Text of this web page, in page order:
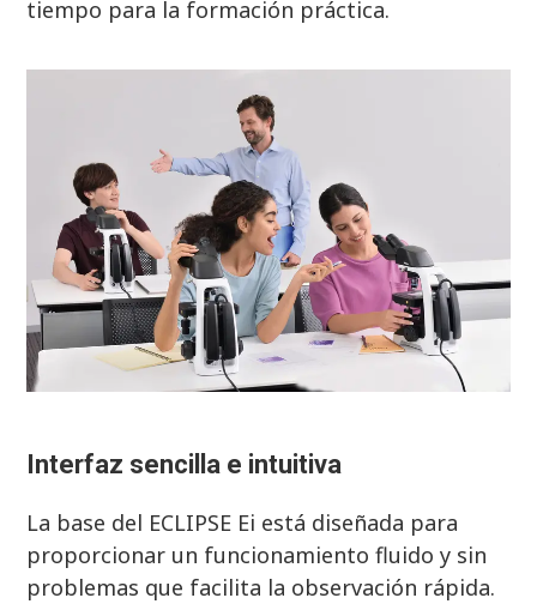
tiempo para la formación práctica.
Interfaz sencilla e intuitiva
La base del ECLIPSE Ei está diseñada para
proporcionar un funcionamiento fluido y sin
problemas que facilita la observación rápida.